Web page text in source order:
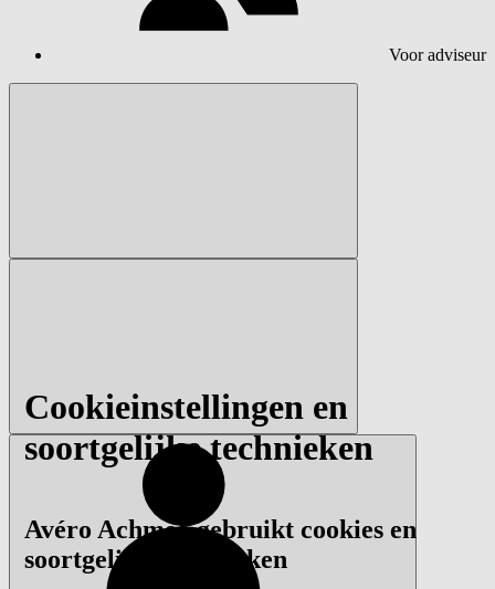
Voor adviseur
Cookieinstellingen en
soortgelijke technieken
Avéro Achmea gebruikt cookies en
soortgelijke technieken